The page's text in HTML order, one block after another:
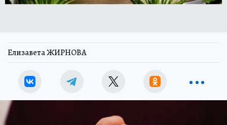
Елизавета ЖИРНОВА